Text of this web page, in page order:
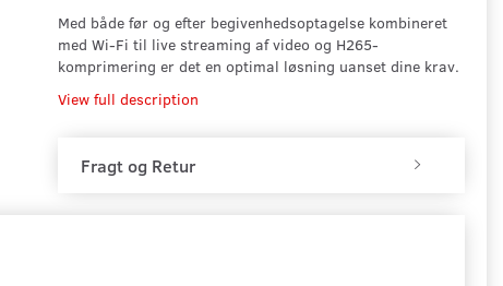
Med både før og efter begivenhedsoptagelse kombineret
med Wi-Fi til live streaming af video og H265-
komprimering er det en optimal løsning uanset dine krav.
View full description
Fragt og Retur